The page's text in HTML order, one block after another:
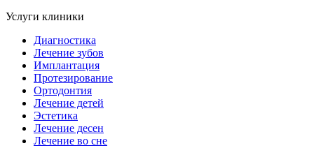
Услуги клиники
Диагностика
Лечение зубов
Имплантация
Протезирование
Ортодонтия
Лечение детей
Эстетика
Лечение десен
Лечение во сне